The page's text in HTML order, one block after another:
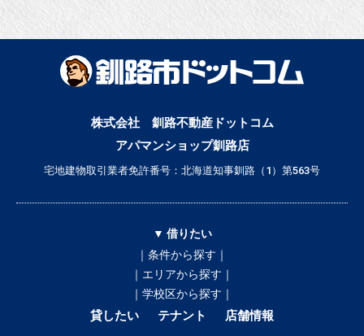
株式会社 釧路不動産ドットコム
アパマンショップ釧路店
宅地建物取引業者免許番号：北海道知事釧路（1）第563号
▼ 借りたい
｜条件から探す｜
｜エリアから探す｜
｜学校区から探す｜
貸したい テナント 店舗情報